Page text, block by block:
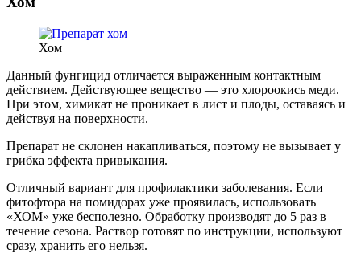
Хом
Данный фунгицид отличается выраженным контактным
действием. Действующее вещество — это хлороокись меди.
При этом, химикат не проникает в лист и плоды, оставаясь и
действуя на поверхности.
Препарат не склонен накапливаться, поэтому не вызывает у
грибка эффекта привыкания.
Отличный вариант для профилактики заболевания. Если
фитофтора на помидорах уже проявилась, использовать
«ХОМ» уже бесполезно. Обработку производят до 5 раз в
течение сезона. Раствор готовят по инструкции, используют
сразу, хранить его нельзя.